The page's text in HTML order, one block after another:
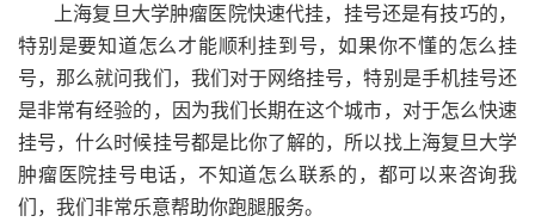
上海复旦大学肿瘤医院快速代挂，挂号还是有技巧的，
特别是要知道怎么才能顺利挂到号，如果你不懂的怎么挂
号，那么就问我们，我们对于网络挂号，特别是手机挂号还
是非常有经验的，因为我们长期在这个城市，对于怎么快速
挂号，什么时候挂号都是比你了解的，所以找上海复旦大学
肿瘤医院挂号电话，不知道怎么联系的，都可以来咨询我
们，我们非常乐意帮助你跑腿服务。